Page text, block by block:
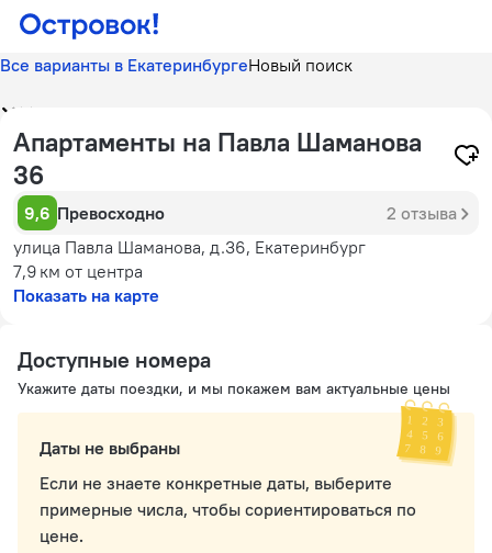
Все варианты в ЕкатеринбургеНовый поиск
Апартаменты на Павла Шаманова
36
9,6 Превосходно
2 отзыва
улица Павла Шаманова, д.36, Екатеринбург
7,9 км от центра
Показать на карте
Доступные номера
Укажите даты поездки, и мы покажем вам актуальные цены
Даты не выбраны
Если не знаете конкретные даты, выберите
примерные числа, чтобы сориентироваться по
цене.